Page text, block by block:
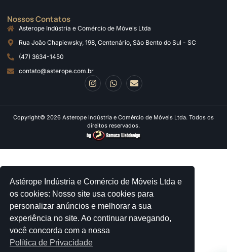
Nossos Contatos
Asterope Indústria e Comércio de Móveis Ltda
Rua João Chapiewsky, 198, Centenário, São Bento do Sul - SC
(47) 3634-1450
contato@asterope.com.br
Copyright© 2026 Asterope Indústria e Comércio de Móveis Ltda. Todos os
direitos reservados.
Astérope Indústria e Comércio de Móveis Ltda e
os cookies: Nosso site usa cookies para
personalizar anúncios e melhorar a sua
experiência no site. Ao continuar navegando,
você concorda com a nossa
Política de Privacidade